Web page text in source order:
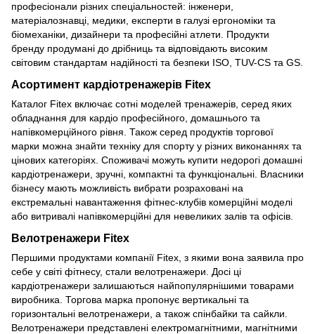
професіонали різних спеціальностей: інженери,
матеріалознавці, медики, експерти в галузі ергономіки та
біомеханіки, дизайнери та професійні атлети. Продукти
бренду продумані до дрібниць та відповідають високим
світовим стандартам надійності та безпеки ISO, TUV-CS та GS.
Асортимент кардіотренажерів Fitex
Каталог Fitex включає сотні моделей тренажерів, серед яких
обладнання для кардіо професійного, домашнього та
напівкомерційного рівня. Також серед продуктів торгової
марки можна знайти техніку для спорту у різних виконаннях та
цінових категоріях. Споживачі можуть купити недорогі домашні
кардіотренажери, зручні, компактні та функціональні. Власники
бізнесу мають можливість вибрати розраховані на
екстремальні навантаження фітнес-клубів комерційні моделі
або витривалі напівкомерційні для невеликих залів та офісів.
Велотренажери Fitex
Першими продуктами компанії Fitex, з якими вона заявила про
себе у світі фітнесу, стали велотренажери. Досі ці
кардіотренажери залишаються найпопулярнішими товарами
виробника. Торгова марка пропонує вертикальні та
горизонтальні велотренажери, а також спінбайки та сайкли.
Велотренажери представлені електромагнітними, магнітними